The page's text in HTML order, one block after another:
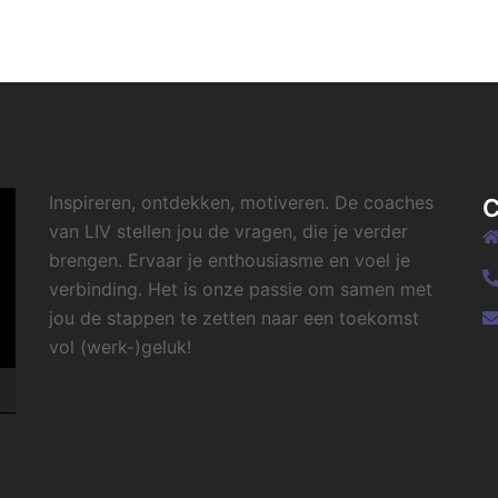
Inspireren, ontdekken, motiveren. De coaches
van LIV stellen jou de vragen, die je verder
brengen. Ervaar je enthousiasme en voel je
verbinding. Het is onze passie om samen met
jou de stappen te zetten naar een toekomst
vol (werk-)geluk!